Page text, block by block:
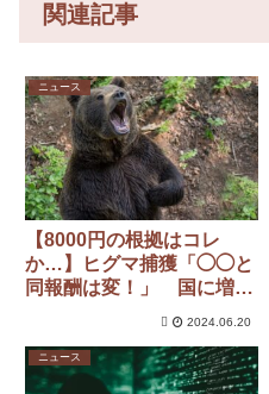
関連記事
ニュース
【8000円の根拠はコレ
か…】ヒグマ捕獲「◯◯と
同報酬は変！」 国に増額
2024.06.20
ニュース